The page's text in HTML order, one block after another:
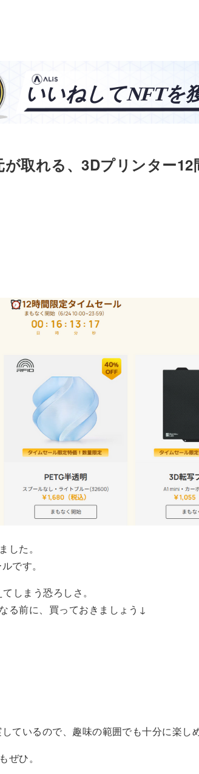
が取れる、3Dプリンター12
した。
です。
しまう恐ろしさ。
る前に、買っておきましょう↓
ているので、趣味の範囲でも十分に楽し
ぜひ。